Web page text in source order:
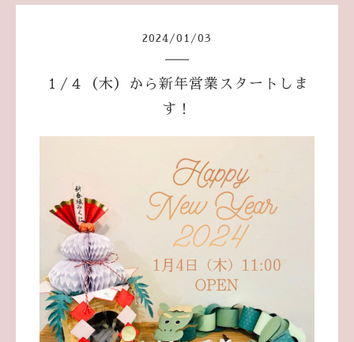
2024 /01 /03
１/４（木）から新年営業スタートしま
す！